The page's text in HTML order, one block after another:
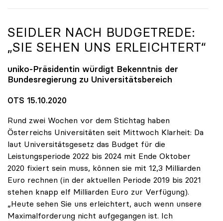
SEIDLER NACH BUDGETREDE:
„SIE SEHEN UNS ERLEICHTERT“
uniko-Präsidentin würdigt Bekenntnis der
Bundesregierung zu Universitätsbereich
OTS 15.10.2020
Rund zwei Wochen vor dem Stichtag haben
Österreichs Universitäten seit Mittwoch Klarheit: Da
laut Universitätsgesetz das Budget für die
Leistungsperiode 2022 bis 2024 mit Ende Oktober
2020 fixiert sein muss, können sie mit 12,3 Milliarden
Euro rechnen (in der aktuellen Periode 2019 bis 2021
stehen knapp elf Milliarden Euro zur Verfügung).
„Heute sehen Sie uns erleichtert, auch wenn unsere
Maximalforderung nicht aufgegangen ist. Ich